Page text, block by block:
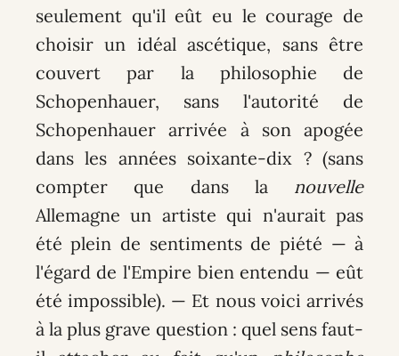
seulement qu'il eût eu le courage de
choisir un idéal ascétique, sans être
couvert par la philosophie de
Schopenhauer, sans l'autorité de
Schopenhauer arrivée à son apogée
dans les années soixante-dix ? (sans
compter que dans la nouvelle
Allemagne un artiste qui n'aurait pas
été plein de sentiments de piété — à
l'égard de l'Empire bien entendu — eût
été impossible). — Et nous voici arrivés
à la plus grave question : quel sens faut-